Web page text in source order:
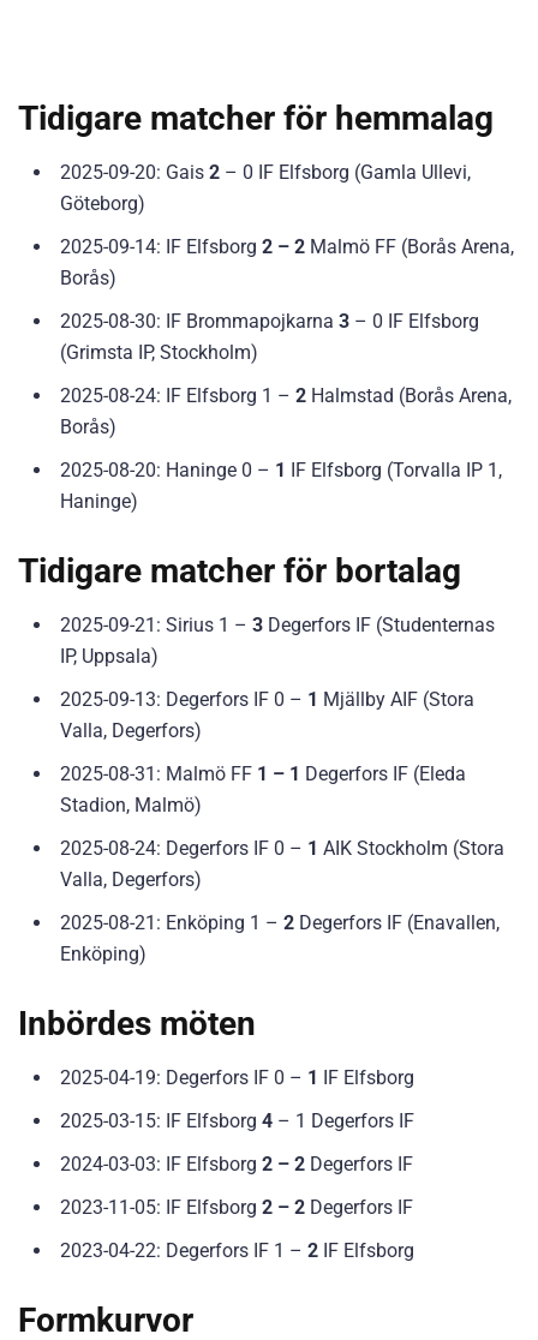
Tidigare matcher för hemmalag
2025-09-20: Gais 2 – 0 IF Elfsborg (Gamla Ullevi,
Göteborg)
2025-09-14: IF Elfsborg 2 – 2 Malmö FF (Borås Arena,
Borås)
2025-08-30: IF Brommapojkarna 3 – 0 IF Elfsborg
(Grimsta IP, Stockholm)
2025-08-24: IF Elfsborg 1 – 2 Halmstad (Borås Arena,
Borås)
2025-08-20: Haninge 0 – 1 IF Elfsborg (Torvalla IP 1,
Haninge)
Tidigare matcher för bortalag
2025-09-21: Sirius 1 – 3 Degerfors IF (Studenternas
IP, Uppsala)
2025-09-13: Degerfors IF 0 – 1 Mjällby AIF (Stora
Valla, Degerfors)
2025-08-31: Malmö FF 1 – 1 Degerfors IF (Eleda
Stadion, Malmö)
2025-08-24: Degerfors IF 0 – 1 AIK Stockholm (Stora
Valla, Degerfors)
2025-08-21: Enköping 1 – 2 Degerfors IF (Enavallen,
Enköping)
Inbördes möten
2025-04-19: Degerfors IF 0 – 1 IF Elfsborg
2025-03-15: IF Elfsborg 4 – 1 Degerfors IF
2024-03-03: IF Elfsborg 2 – 2 Degerfors IF
2023-11-05: IF Elfsborg 2 – 2 Degerfors IF
2023-04-22: Degerfors IF 1 – 2 IF Elfsborg
Formkurvor